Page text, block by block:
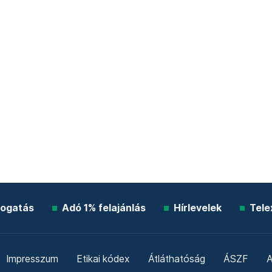
Adó 1% felajánlás Hírlevelek
Impresszum Etikai kódex Átláthatóság ÁSZF